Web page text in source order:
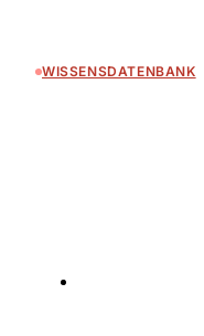
WISSENSDATENBANK